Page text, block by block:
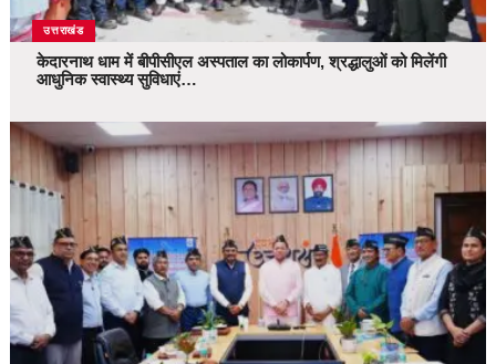
उत्तराखंड
केदारनाथ धाम में बीपीसीएल अस्पताल का लोकार्पण, श्रद्धालुओं को मिलेंगी
आधुनिक स्वास्थ्य सुविधाएं…